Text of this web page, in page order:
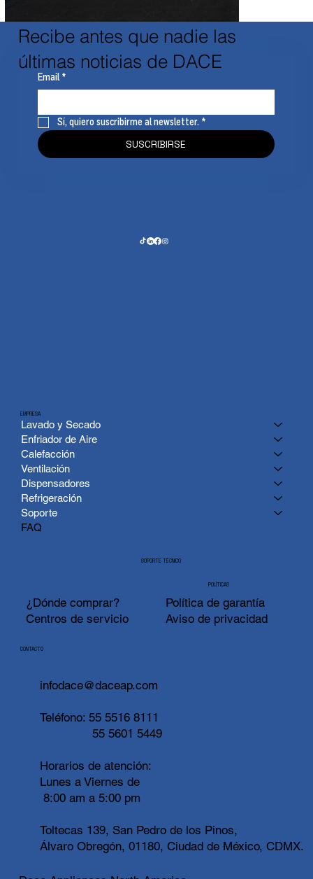
Recibe antes que nadie las
últimas noticias de DACE
Email *
Sí, quiero suscribirme al newsletter. *
SUSCRIBIRSE
EMPRESA
Lavado y Secado
Enfriador de Aire
Calefacción
Ventilación
Dispensadores
Refrigeración
Soporte
FAQ
SOPORTE TÉCNICO
¿Dónde comprar?
Centros de servicio
POLÍTICAS
Política de garantía
Aviso de privacidad
infodace@daceap.com
Teléfono:55 5516 8111
55 5601 5449
Horarios de atención:
Lunes a Viernes de
8:00 am a 5:00 pm
Toltecas 139, San Pedro de los Pinos,
Álvaro Obregón, 01180, Ciudad de México, CDMX.
CONTACTO